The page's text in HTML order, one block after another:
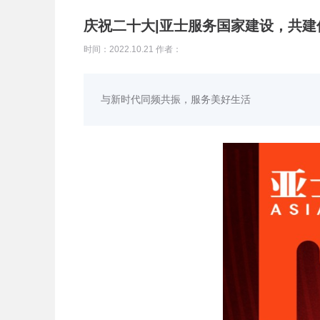
庆祝二十大|亚士服务国家建设，共
时间：2022.10.21 作者：
与新时代同频共振，服务美好生活